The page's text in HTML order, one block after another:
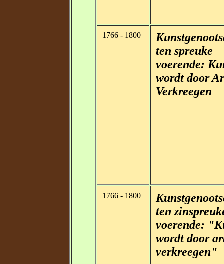
1766 - 1800
ten spreuke
voerende:
wordt door
Verkreegen
1766 - 1800
ten
voerende:
wordt door
verkreegen"